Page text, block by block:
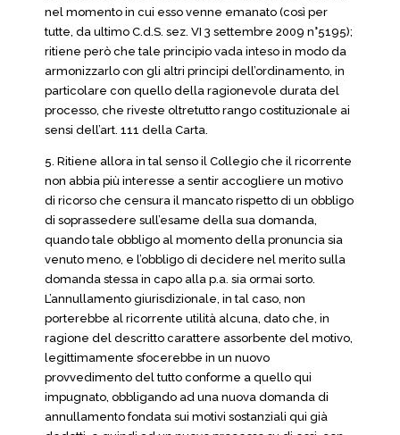
nel momento in cui esso venne emanato (così per
tutte, da ultimo C.d.S. sez. VI 3 settembre 2009 n°5195);
ritiene però che tale principio vada inteso in modo da
armonizzarlo con gli altri principi dell’ordinamento, in
particolare con quello della ragionevole durata del
processo, che riveste oltretutto rango costituzionale ai
sensi dell’art. 111 della Carta.
5. Ritiene allora in tal senso il Collegio che il ricorrente
non abbia più interesse a sentir accogliere un motivo
di ricorso che censura il mancato rispetto di un obbligo
di soprassedere sull’esame della sua domanda,
quando tale obbligo al momento della pronuncia sia
venuto meno, e l’obbligo di decidere nel merito sulla
domanda stessa in capo alla p.a. sia ormai sorto.
L’annullamento giurisdizionale, in tal caso, non
porterebbe al ricorrente utilità alcuna, dato che, in
ragione del descritto carattere assorbente del motivo,
legittimamente sfocerebbe in un nuovo
provvedimento del tutto conforme a quello qui
impugnato, obbligando ad una nuova domanda di
annullamento fondata sui motivi sostanziali qui già